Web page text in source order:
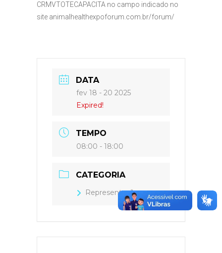
CRMVTOTECAPACITA no campo indicado no
site animalhealthexpoforum.com.br/forum/
DATA
fev 18 - 20 2025
Expired!
TEMPO
08:00 - 18:00
CATEGORIA
Representação